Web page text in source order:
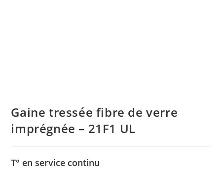
Gaine tressée fibre de verre
imprégnée – 21F1 UL
T° en service continu